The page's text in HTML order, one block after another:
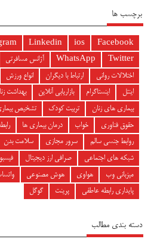
برچسب ها
Facebook
ios
Linkedin
Twitter
WhatsApp آژانس مسافرتی
اختلالات روانی
ارتباط با دیگران انواع ورزش
اینتل
اینستاگرام بازاریابی آنلاین بهداشت
بیماری های زنان
تربیت کودک تشخیص
حقوق فناوری
خواب درمان بیماری ها
روابط جنسی سالم
سرور مجازی سلامت بدن
شبکه های اجتماعی
صرافی ارز دیجیتال
میزبانی وب
هواوی هوش مصنوعی
پایداری رابطه عاطفی
پرینت گوگل
دسته بندی مطالب